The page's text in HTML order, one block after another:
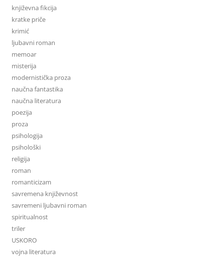
književna fikcija
kratke priče
krimić
ljubavni roman
memoar
misterija
modernistička proza
naučna fantastika
naučna literatura
poezija
proza
psihologija
psihološki
religija
roman
romanticizam
savremena književnost
savremeni ljubavni roman
spiritualnost
triler
USKORO
vojna literatura